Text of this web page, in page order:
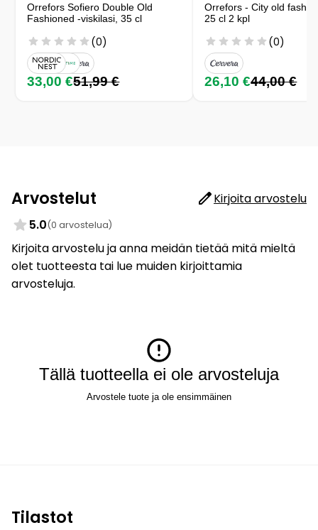
Orrefors Sofiero Double Old
Fashioned -viskilasi, 35 cl
(0)
33,00 €51,99 €
Orrefors - City old
25 cl 2 kpl
(0)
26,10 €44,00 €
Arvostelut
Kirjoita arvostelu
5.0(0 arvostelua)
Kirjoita arvostelu ja anna meidän tietää mitä mieltä
olet tuotteesta tai lue muiden kirjoittamia
arvosteluja.
Tällä tuotteella ei ole arvosteluja
Arvostele tuote ja ole ensimmäinen
Tilastot